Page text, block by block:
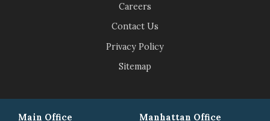
Careers
Contact Us
Privacy Policy
Sitemap
Main Office
Manhattan Office